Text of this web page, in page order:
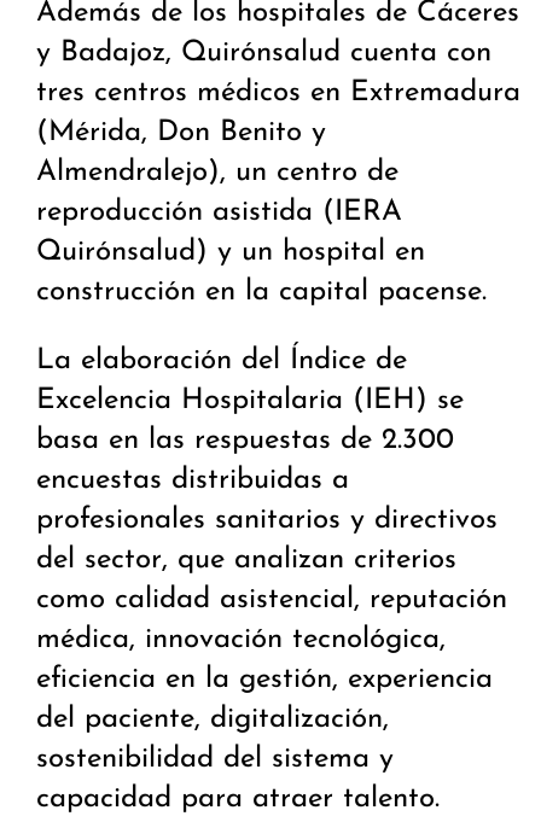
Además de los hospitales de Cáceres
y Badajoz, Quirónsalud cuenta con
tres centros médicos en Extremadura
(Mérida, Don Benito y
Almendralejo), un centro de
reproducción asistida (IERA
Quirónsalud) y un hospital en
construcción en la capital pacense.
La elaboración del Índice de
Excelencia Hospitalaria (IEH) se
basa en las respuestas de 2.300
encuestas distribuidas a
profesionales sanitarios y directivos
del sector, que analizan criterios
como calidad asistencial, reputación
médica, innovación tecnológica,
eficiencia en la gestión, experiencia
del paciente, digitalización,
sostenibilidad del sistema y
capacidad para atraer talento.